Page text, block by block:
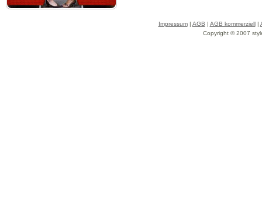
Impressum| AGB | AGB kommerziell|
Copyright © 2007